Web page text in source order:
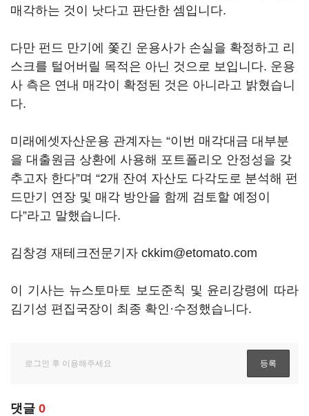
매각하는 것이 낫다고 판단한 셈입니다.
다만 펀드 만기에 쫓긴 운용사가 손실을 확정하고 리
스크를 털어버릴 목적은 아닌 것으로 보입니다. 운용
사 측은 연내 매각이 확정된 것은 아니라고 밝혔습니
다.
미래에셋자산운용 관계자는 “이번 매각대금 대부분
을 대출원금 상환에 사용해 포트폴리오 안정성을 갖
추고자 한다”며 “2개 잔여 자산도 다각도로 분석해 펀
드만기 연장 및 매각 방안을 함께 검토할 예정이
다”라고 말했습니다.
김창경 재테크전문기자 ckkim@etomato.com
이 기사는 뉴스토마토 보도준칙 및 윤리강령에 따라
김기성 편집국장이 최종 확인·수정했습니다.
댓글 0